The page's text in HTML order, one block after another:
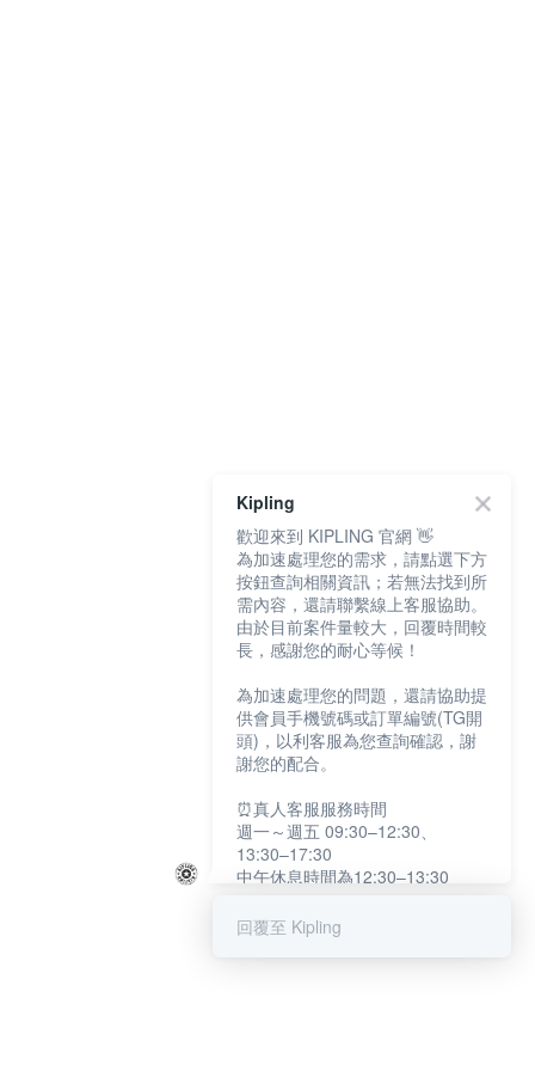
Kipling
歡迎來到 KIPLING 官網 👋
為加速處理您的需求，請點選下方
按鈕查詢相關資訊；若無法找到所
需內容，還請聯繫線上客服協助。
由於目前案件量較大，回覆時間較
長，感謝您的耐心等候！
為加速處理您的問題，還請協助提
供會員手機號碼或訂單編號(TG開
頭)，以利客服為您查詢確認，謝
謝您的配合。
⏰真人客服服務時間
週一～週五 09:30–12:30、
13:30–17:30
中午休息時間為12:30–13:30
提醒您：系統會自動已讀訊息，如
回覆至 Kipling